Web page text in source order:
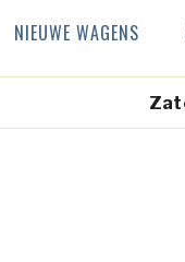
NIEUWE WAGENS